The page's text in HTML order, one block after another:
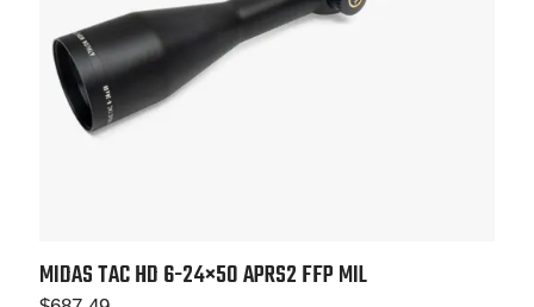
MIDAS TAC HD 6-24×50APRS2 FFP MIL